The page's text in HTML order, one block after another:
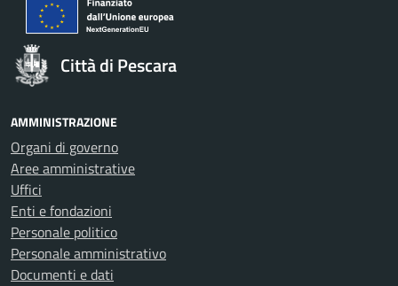
Città di Pescara
AMMINISTRAZIONE
Organi di governo
Aree amministrative
Uffici
Enti e fondazioni
Personale politico
Personale amministrativo
Documenti e dati